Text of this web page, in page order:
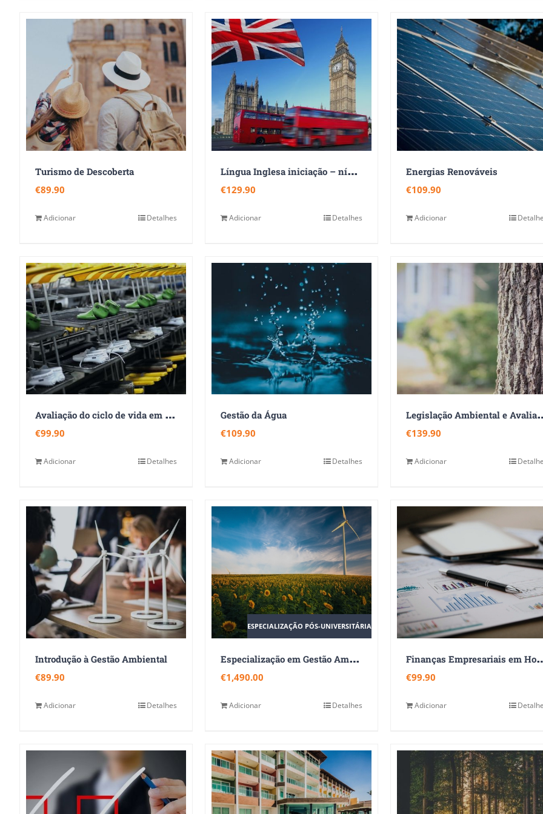
Turismo de Descoberta
€89.90
Adicionar Detalhes
L
íngua Inglesa iniciação – nível básico (nível A1 do QECR)
€129.90
Adicionar Detalhes
Energias Renováveis
€109.90
Adicionar
A
valiação do ciclo de vida em produtos e processos
€99.90
Adicionar Detalhes
Gestão da Água
€109.90
Adicionar Detalhes
egislação
€139.90
Adicionar
Introdução à Gestão Ambiental
€89.90
Adicionar Detalhes
ESPECIALIZAÇÃO PÓS-UNIVERSITÁRIA
E
specialização em Gestão Ambiental
€1,490.00
Adicionar Detalhes
inanças
€99.90
Adicionar